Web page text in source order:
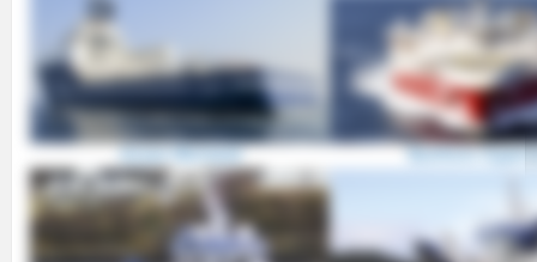
Ocean Mermaid Ramform